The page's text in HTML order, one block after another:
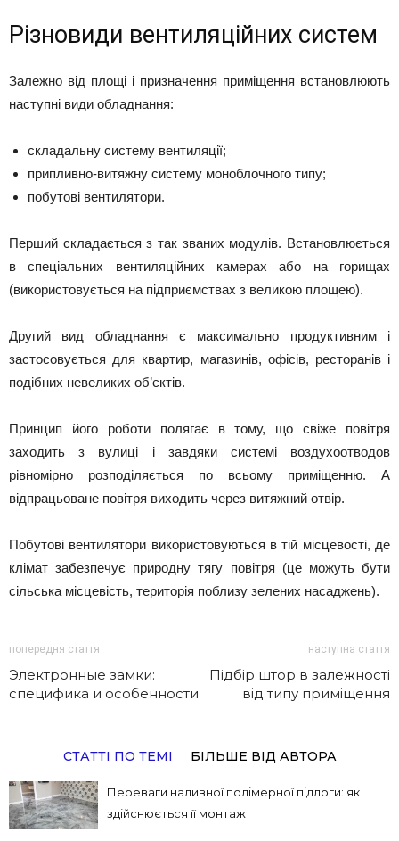
Різновиди вентиляційних систем
Залежно від площі і призначення приміщення встановлюють
наступні види обладнання:
складальну систему вентиляції;
припливно-витяжну систему моноблочного типу;
побутові вентилятори.
Перший складається з так званих модулів. Встановлюється
в спеціальних вентиляційних камерах або на горищах
(використовується на підприємствах з великою площею).
Другий вид обладнання є максимально продуктивним і
застосовується для квартир, магазинів, офісів, ресторанів і
подібних невеликих об’єктів.
Принцип його роботи полягає в тому, що свіже повітря
заходить з вулиці і завдяки системі воздухоотводов
рівномірно розподіляється по всьому приміщенню. А
відпрацьоване повітря виходить через витяжний отвір.
Побутові вентилятори використовуються в тій місцевості, де
клімат забезпечує природну тягу повітря (це можуть бути
сільська місцевість, територія поблизу зелених насаджень).
попередня стаття
Электронные замки:
специфика и особенности
наступна стаття
Підбір штор в залежності
від типу приміщення
СТАТТІ ПО ТЕМІ БІЛЬШЕ ВІД АВТОРА
Переваги наливної полімерної підлоги: як
здійснюється її монтаж